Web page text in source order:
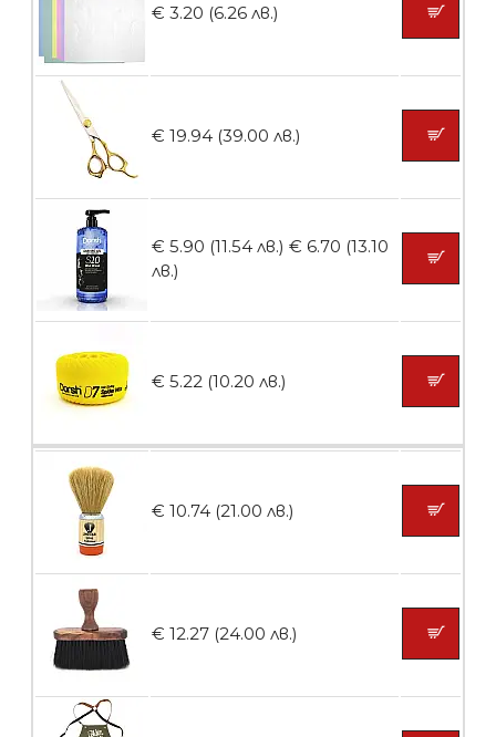
Ваничка за маникюр BMSPA1C
БЕЗПЛАТНО
Пила тип ренде
БЕЗПЛАТНО
Пила тип ренде 2в1
БЕЗПЛАТНО
Пила тип ренде 2в1
БЕЗПЛАТНО
€ 3.20 (6.26 лв.)
€ 19.94 (39.00 лв.)
€ 5.90 (11.54 лв.) € 6.70 (13.10
лв.)
€ 5.22 (10.20 лв.)
€ 10.74 (21.00 лв.)
€ 12.27 (24.00 лв.)